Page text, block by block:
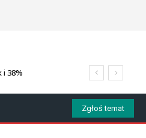
i 38%
Zgłoś temat